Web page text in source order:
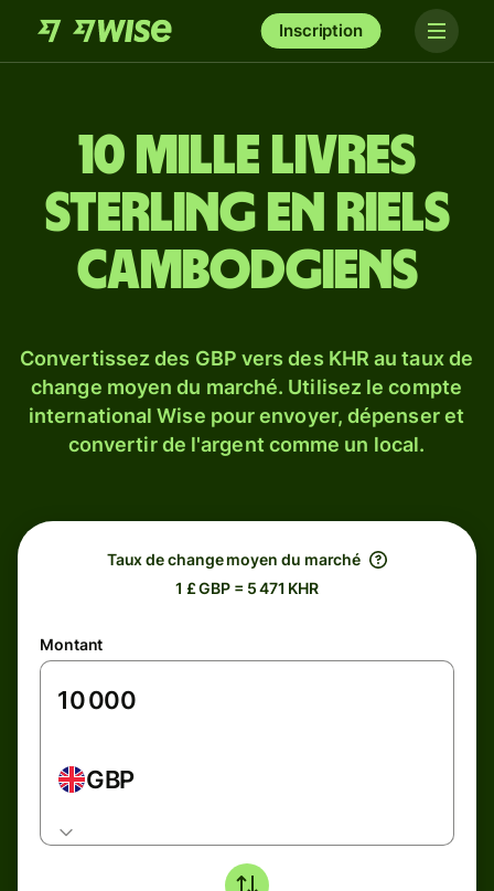
Inscription
10 mille livres
sterling en riels
cambodgiens
Convertissez des GBP vers des KHR au taux de
change moyen du marché. Utilisez le compte
international Wise pour envoyer, dépenser et
convertir de l'argent comme un local.
Taux de change moyen du marché
1 £ GBP = 5 471 KHR
Montant
GBP